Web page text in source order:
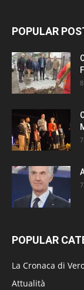
POPULAR
POPULAR
La Cronaca di
Attualità